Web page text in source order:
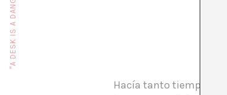
Hacía tanto tiempo